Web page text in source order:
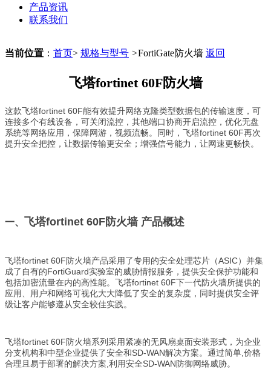
产品资讯
联系我们
当前位置 ： 首页> 规格与型号 >FortiGate防火墙 返回
飞塔fortinet 60F防火墙
这款飞塔fortinet 60F能有效提升网络克隆类型数据包的传输速度，可
连接多个有线设备，可关闭流控，其他端口协商开启流控，优化无盘
系统等网络应用，保障网游，视频流畅。同时，飞塔fortinet 60F再次
提升安全把控，让数据传输更安全；增强信号能力，让网速更畅快。
一、 飞塔fortinet 60F防火墙 产品概述
飞塔fortinet 60F防火墙产品采用了专用的安全处理芯片（ASIC）并集
成了自有的FortiGuard实验室的威胁情报服务，提供安全保护功能和
包括加密流量在内的高性能。飞塔fortinet 60F下一代防火墙所提供的
应用、用户和网络可视化大大降低了安全的复杂度，同时提供安全评
级让客户能够遵从安全较佳实践。
飞塔fortinet 60F防火墙系列采用紧凑的无风扇桌面安装形式，为企业
分支机构和中型企业提供了安全和SD-WAN解决方案。通过简单,价格
合理且易于部署的解决方案,利用安全SD-WAN防御网络威胁。